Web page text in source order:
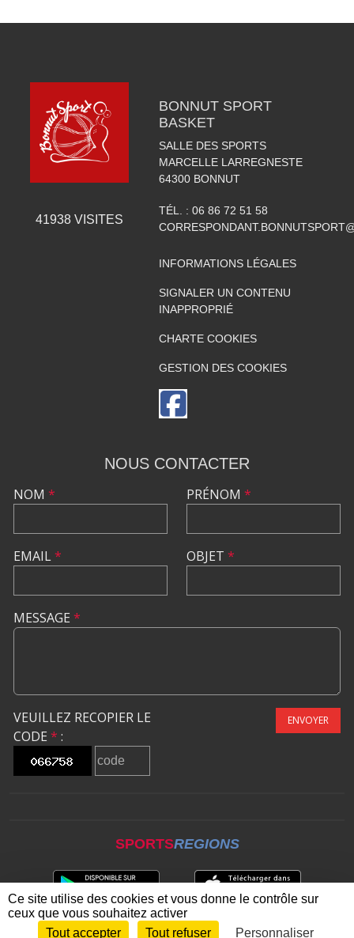
41938VISITES
BONNUT SPORT
BASKET
SALLE DES SPORTS
MARCELLE LARREGNESTE
64300 BONNUT
TÉL. : 06 86 72 51 58
INFORMATIONS LÉGALES
SIGNALER UN CONTENU
INAPPROPRIÉ
CHARTE COOKIES
GESTION DES COOKIES
NOUS CONTACTER
NOM *
EMAIL*
PRÉNOM *
OBJET *
MESSAGE *
VEUILLEZ RECOPIER LE
CODE * :
ENVOYER
SPORTSREGIONS
Envie de participer ? CONNEXION
Ce site utilise des cookies et vous donne le contrôle sur
ceux que vous souhaitez activer
Tout accepter
Tout refuser Personnaliser